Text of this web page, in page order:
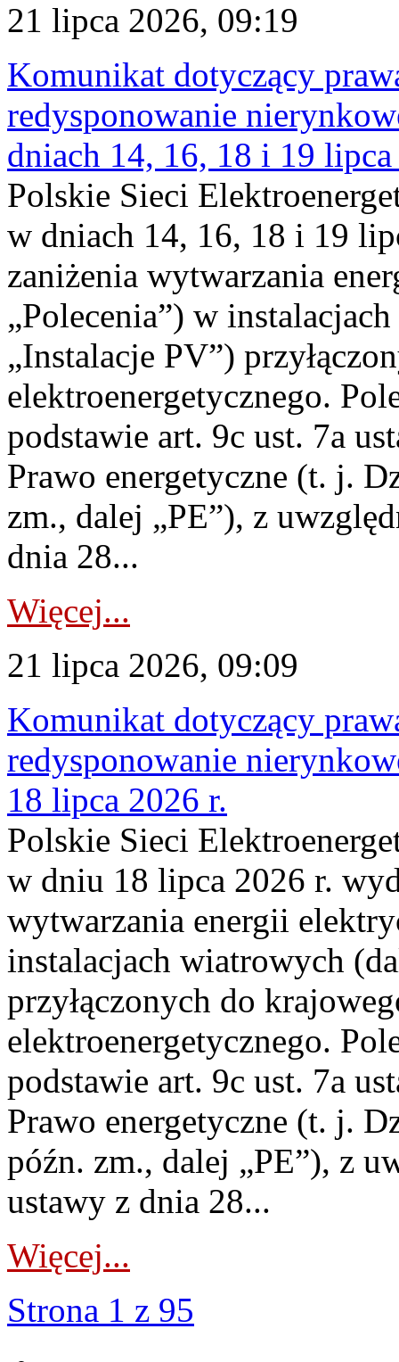
21 lipca 2026, 09:19
Komunikat dotyczący
redysponowanie
dniach 14, 16, 18 i 19
Polskie Sieci
w dniach 14, 16, 18 i 19
zaniżenia wytwarzania
„Polecenia”) w
„Instalacje PV”)
elektroenergetycznego.
podstawie art. 9c ust. 7a
Prawo energetyczne (t. j.
zm., dalej „PE”), z
dnia 28...
Więcej...
21 lipca 2026, 09:09
Komunikat dotyczący
redysponowanie
18 lipca 2026 r.
Polskie Sieci
w dniu 18 lipca 2026 r.
wytwarzania energii
instalacjach wiatrowych
przyłączonych do
elektroenergetycznego.
podstawie art. 9c ust. 7a
Prawo energetyczne (t. j.
późn. zm., dalej „PE”), z
ustawy z dnia 28...
Więcej...
Strona 1 z 95